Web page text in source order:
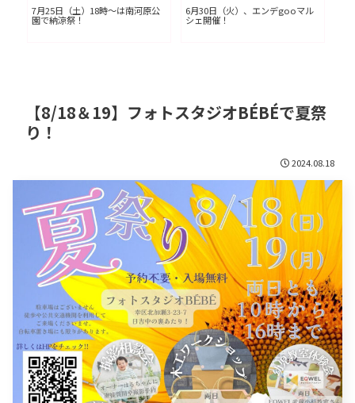
7月25日（土）18時〜は南河原公
園で納涼祭！
6月30日（火）、エンデgooマル
シェ開催！
【8/18＆19】フォトスタジオBÉBÉで夏祭
り！
2024.08.18